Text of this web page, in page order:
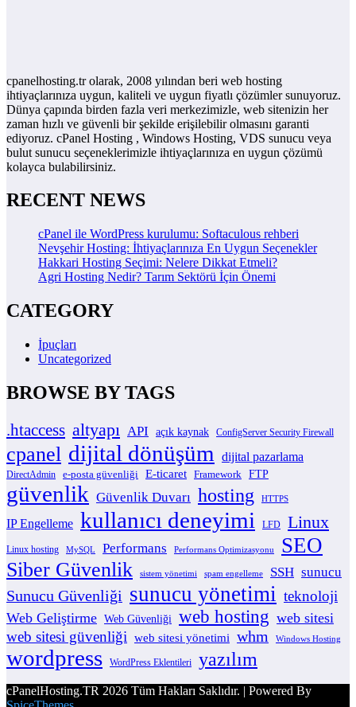
cpanelhosting.tr olarak, 2008 yılından beri web hosting
ihtiyaçlarınıza uygun, kaliteli ve uygun fiyatlı çözümler sunuyoruz.
Dünya çapında birden fazla veri merkezimizle, web sitenizin her
zaman hızlı ve güvenli bir şekilde erişilebilir olmasını garanti
ediyoruz. cPanel Hosting , Windows Hosting, VDS sunucu veya
bulut sunucu seçeneklerimizle ihtiyaçlarınıza en uygun çözümü
kolayca bulabilirsiniz.
RECENT NEWS
cPanel ile WordPress kurulumu: Softaculous rehberi
Nevşehir Hosting: İhtiyaçlarınıza En Uygun Seçenekler
Hakkari Hosting Seçimi: Nelere Dikkat Etmeli?
Agri Hosting Nedir? Tarım Sektörü İçin Önemi
CATEGORY
İpuçları
Uncategorized
BROWSE BY TAGS
.htaccess altyapı API açık kaynak ConfigServer Security Firewall
cpanel dijital dönüşüm dijital pazarlama
DirectAdmin e-posta güvenliği E-ticaret Framework FTP
güvenlik Güvenlik Duvarı hosting HTTPS
IP Engelleme kullanıcı deneyimi LFD Linux
Linux hosting MySQL Performans Performans Optimizasyonu SEO
Siber Güvenlik sistem yönetimi spam engelleme SSH sunucu
Sunucu Güvenliği sunucu yönetimi teknoloji
Web Geliştirme Web Güvenliği web hosting web sitesi
web sitesi güvenliği web sitesi yönetimi whm Windows Hosting
wordpress WordPress Eklentileri yazılım
cPanelHosting.TR 2026 Tüm Hakları Saklıdır. | Powered By